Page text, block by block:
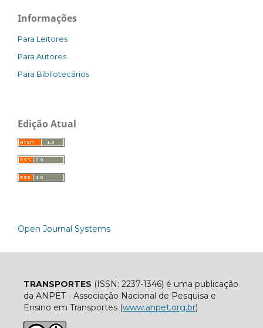
Informações
Para Leitores
Para Autores
Para Bibliotecários
Edição Atual
Open Journal Systems
TRANSPORTES (ISSN: 2237-1346) é uma publicação
da ANPET - Associação Nacional de Pesquisa e
Ensino em Transportes (www.anpet.org.br)